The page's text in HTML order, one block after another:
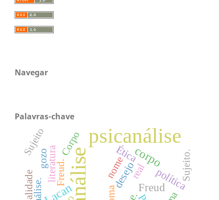
Navegar
Palavras-chave
psicanálise
Lacan
corpo
Freud
desejo política
Ética
Freud.
literatura real
Corpo
nome
gozo
Sujeito
Sujeito.